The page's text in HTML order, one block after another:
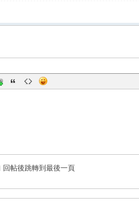
回帖後跳轉到最後一頁